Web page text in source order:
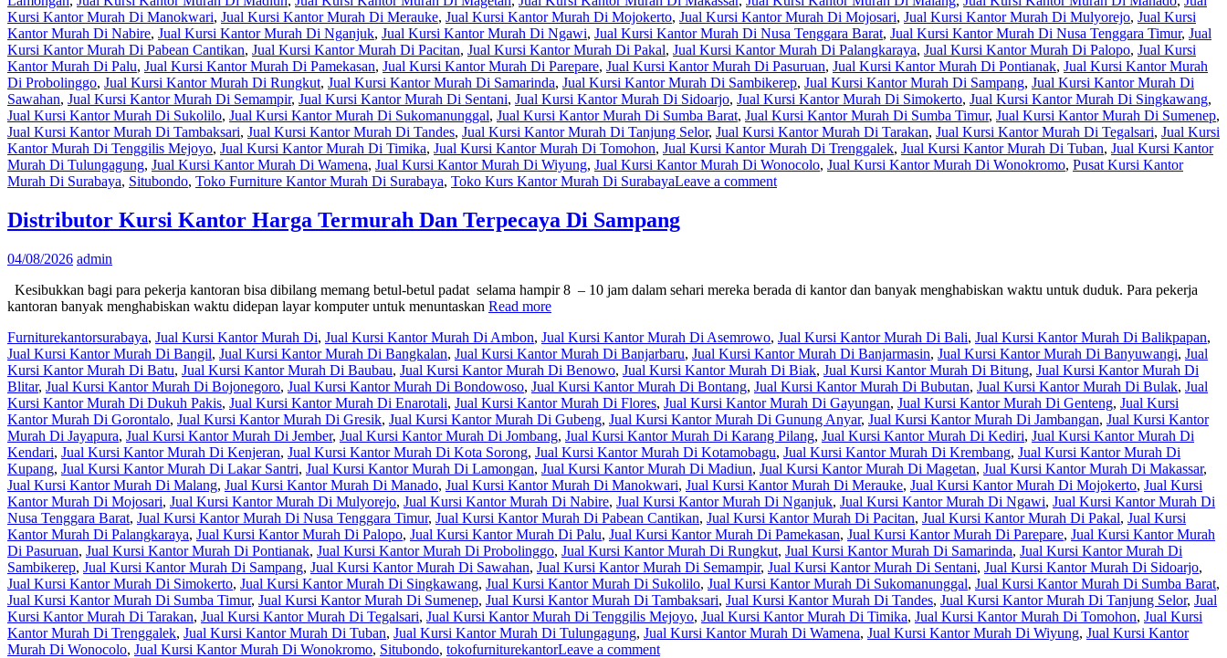
Kursi Kantor Murah Di Manokwari, Jual Kursi Kantor Murah Di Merauke, Jual Kursi Kantor Murah Di Mojokerto, Jual Kursi Kantor Murah Di Mojosari, Jual Kursi Kantor Murah Di Mulyorejo, Jual Kursi
Kantor Murah Di Nabire, Jual Kursi Kantor Murah Di Nganjuk, Jual Kursi Kantor Murah Di Ngawi, Jual Kursi Kantor Murah Di Nusa Tenggara Barat, Jual Kursi Kantor Murah Di Nusa Tenggara Timur, Jual
Kursi Kantor Murah Di Pabean Cantikan, Jual Kursi Kantor Murah Di Pacitan, Jual Kursi Kantor Murah Di Pakal, Jual Kursi Kantor Murah Di Palangkaraya, Jual Kursi Kantor Murah Di Palopo, Jual Kursi
Kantor Murah Di Palu, Jual Kursi Kantor Murah Di Pamekasan, Jual Kursi Kantor Murah Di Parepare, Jual Kursi Kantor Murah Di Pasuruan, Jual Kursi Kantor Murah Di Pontianak, Jual Kursi Kantor Murah
Di Probolinggo, Jual Kursi Kantor Murah Di Rungkut, Jual Kursi Kantor Murah Di Samarinda, Jual Kursi Kantor Murah Di Sambikerep, Jual Kursi Kantor Murah Di Sampang, Jual Kursi Kantor Murah Di
Sawahan, Jual Kursi Kantor Murah Di Semampir, Jual Kursi Kantor Murah Di Sentani, Jual Kursi Kantor Murah Di Sidoarjo, Jual Kursi Kantor Murah Di Simokerto, Jual Kursi Kantor Murah Di Singkawang,
Jual Kursi Kantor Murah Di Sukolilo, Jual Kursi Kantor Murah Di Sukomanunggal, Jual Kursi Kantor Murah Di Sumba Barat, Jual Kursi Kantor Murah Di Sumba Timur, Jual Kursi Kantor Murah Di Sumenep,
Jual Kursi Kantor Murah Di Tambaksari, Jual Kursi Kantor Murah Di Tandes, Jual Kursi Kantor Murah Di Tanjung Selor, Jual Kursi Kantor Murah Di Tarakan, Jual Kursi Kantor Murah Di Tegalsari, Jual Kursi
Kantor Murah Di Tenggilis Mejoyo, Jual Kursi Kantor Murah Di Timika, Jual Kursi Kantor Murah Di Tomohon, Jual Kursi Kantor Murah Di Trenggalek, Jual Kursi Kantor Murah Di Tuban, Jual Kursi Kantor
Murah Di Tulungagung, Jual Kursi Kantor Murah Di Wamena, Jual Kursi Kantor Murah Di Wiyung, Jual Kursi Kantor Murah Di Wonocolo, Jual Kursi Kantor Murah Di Wonokromo, Pusat Kursi Kantor
Murah Di Surabaya, Situbondo, Toko Furniture Kantor Murah Di Surabaya, Toko Kurs Kantor Murah Di SurabayaLeave a comment
Distributor Kursi Kantor Harga Termurah Dan Terpecaya Di Sampang
04/08/2026 admin
Kesibukkan bagi para pekerja kantoran bisa dibilang memang betul-betul padat selama hampir 8 – 10 jam dalam sehari mereka berada di kantor dan banyak menghabiskan waktu untuk duduk. Para pekerja
kantoran banyak menghabiskan waktu didepan layar komputer untuk menuntaskan Read more
Furniturekantorsurabaya, Jual Kursi Kantor Murah Di, Jual Kursi Kantor Murah Di Ambon, Jual Kursi Kantor Murah Di Asemrowo, Jual Kursi Kantor Murah Di Bali, Jual Kursi Kantor Murah Di Balikpapan,
Jual Kursi Kantor Murah Di Bangil, Jual Kursi Kantor Murah Di Bangkalan, Jual Kursi Kantor Murah Di Banjarbaru, Jual Kursi Kantor Murah Di Banjarmasin, Jual Kursi Kantor Murah Di Banyuwangi, Jual
Kursi Kantor Murah Di Batu, Jual Kursi Kantor Murah Di Baubau, Jual Kursi Kantor Murah Di Benowo, Jual Kursi Kantor Murah Di Biak, Jual Kursi Kantor Murah Di Bitung, Jual Kursi Kantor Murah Di
Blitar, Jual Kursi Kantor Murah Di Bojonegoro, Jual Kursi Kantor Murah Di Bondowoso, Jual Kursi Kantor Murah Di Bontang, Jual Kursi Kantor Murah Di Bubutan, Jual Kursi Kantor Murah Di Bulak, Jual
Kursi Kantor Murah Di Dukuh Pakis, Jual Kursi Kantor Murah Di Enarotali, Jual Kursi Kantor Murah Di Flores, Jual Kursi Kantor Murah Di Gayungan, Jual Kursi Kantor Murah Di Genteng, Jual Kursi
Kantor Murah Di Gorontalo, Jual Kursi Kantor Murah Di Gresik, Jual Kursi Kantor Murah Di Gubeng, Jual Kursi Kantor Murah Di Gunung Anyar, Jual Kursi Kantor Murah Di Jambangan, Jual Kursi Kantor
Murah Di Jayapura, Jual Kursi Kantor Murah Di Jember, Jual Kursi Kantor Murah Di Jombang, Jual Kursi Kantor Murah Di Karang Pilang, Jual Kursi Kantor Murah Di Kediri, Jual Kursi Kantor Murah Di
Kendari, Jual Kursi Kantor Murah Di Kenjeran, Jual Kursi Kantor Murah Di Kota Sorong, Jual Kursi Kantor Murah Di Kotamobagu, Jual Kursi Kantor Murah Di Krembang, Jual Kursi Kantor Murah Di
Kupang, Jual Kursi Kantor Murah Di Lakar Santri, Jual Kursi Kantor Murah Di Lamongan, Jual Kursi Kantor Murah Di Madiun, Jual Kursi Kantor Murah Di Magetan, Jual Kursi Kantor Murah Di Makassar,
Jual Kursi Kantor Murah Di Malang, Jual Kursi Kantor Murah Di Manado, Jual Kursi Kantor Murah Di Manokwari, Jual Kursi Kantor Murah Di Merauke, Jual Kursi Kantor Murah Di Mojokerto, Jual Kursi
Kantor Murah Di Mojosari, Jual Kursi Kantor Murah Di Mulyorejo, Jual Kursi Kantor Murah Di Nabire, Jual Kursi Kantor Murah Di Nganjuk, Jual Kursi Kantor Murah Di Ngawi, Jual Kursi Kantor Murah Di
Nusa Tenggara Barat, Jual Kursi Kantor Murah Di Nusa Tenggara Timur, Jual Kursi Kantor Murah Di Pabean Cantikan, Jual Kursi Kantor Murah Di Pacitan, Jual Kursi Kantor Murah Di Pakal, Jual Kursi
Kantor Murah Di Palangkaraya, Jual Kursi Kantor Murah Di Palopo, Jual Kursi Kantor Murah Di Palu, Jual Kursi Kantor Murah Di Pamekasan, Jual Kursi Kantor Murah Di Parepare, Jual Kursi Kantor Murah
Di Pasuruan, Jual Kursi Kantor Murah Di Pontianak, Jual Kursi Kantor Murah Di Probolinggo, Jual Kursi Kantor Murah Di Rungkut, Jual Kursi Kantor Murah Di Samarinda, Jual Kursi Kantor Murah Di
Sambikerep, Jual Kursi Kantor Murah Di Sampang, Jual Kursi Kantor Murah Di Sawahan, Jual Kursi Kantor Murah Di Semampir, Jual Kursi Kantor Murah Di Sentani, Jual Kursi Kantor Murah Di Sidoarjo,
Jual Kursi Kantor Murah Di Simokerto, Jual Kursi Kantor Murah Di Singkawang, Jual Kursi Kantor Murah Di Sukolilo, Jual Kursi Kantor Murah Di Sukomanunggal, Jual Kursi Kantor Murah Di Sumba Barat,
Jual Kursi Kantor Murah Di Sumba Timur, Jual Kursi Kantor Murah Di Sumenep, Jual Kursi Kantor Murah Di Tambaksari, Jual Kursi Kantor Murah Di Tandes, Jual Kursi Kantor Murah Di Tanjung Selor, Jual
Kursi Kantor Murah Di Tarakan, Jual Kursi Kantor Murah Di Tegalsari, Jual Kursi Kantor Murah Di Tenggilis Mejoyo, Jual Kursi Kantor Murah Di Timika, Jual Kursi Kantor Murah Di Tomohon, Jual Kursi
Kantor Murah Di Trenggalek, Jual Kursi Kantor Murah Di Tuban, Jual Kursi Kantor Murah Di Tulungagung, Jual Kursi Kantor Murah Di Wamena, Jual Kursi Kantor Murah Di Wiyung, Jual Kursi Kantor
Murah Di Wonocolo, Jual Kursi Kantor Murah Di Wonokromo, Situbondo, tokofurniturekantorLeave a comment